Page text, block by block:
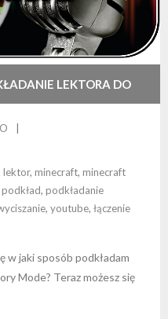
LEKTORA DO
lektor, minecraft, minecraft
podkład, podkładanie
, youtube, łączenie
w jaki sposób podkładam
Mode? Teraz możesz się